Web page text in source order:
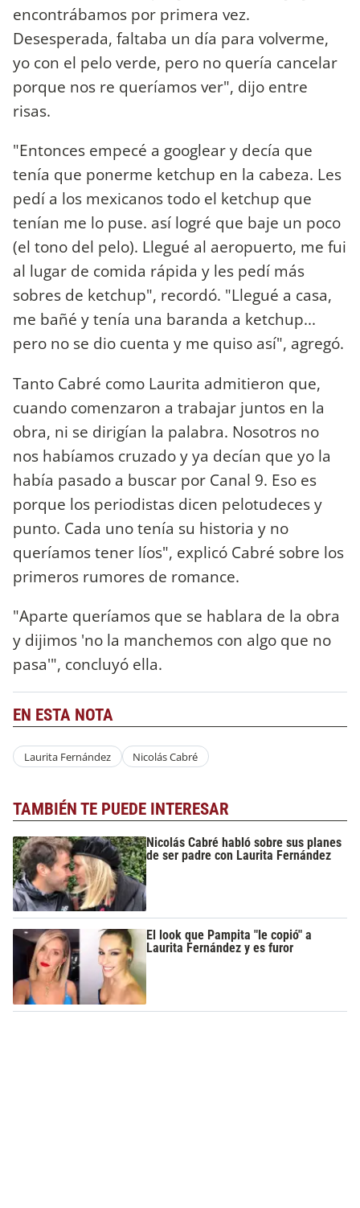
encontrábamos por primera vez.
Desesperada, faltaba un día para volverme,
yo con el pelo verde, pero no quería cancelar
porque nos re queríamos ver", dijo entre
risas.
"Entonces empecé a googlear y decía que
tenía que ponerme ketchup en la cabeza. Les
pedí a los mexicanos todo el ketchup que
tenían me lo puse. así logré que baje un poco
(el tono del pelo). Llegué al aeropuerto, me fui
al lugar de comida rápida y les pedí más
sobres de ketchup", recordó. "Llegué a casa,
me bañé y tenía una baranda a ketchup...
pero no se dio cuenta y me quiso así", agregó.
Tanto Cabré como Laurita admitieron que,
cuando comenzaron a trabajar juntos en la
obra, ni se dirigían la palabra. Nosotros no
nos habíamos cruzado y ya decían que yo la
había pasado a buscar por Canal 9. Eso es
porque los periodistas dicen pelotudeces y
punto. Cada uno tenía su historia y no
queríamos tener líos", explicó Cabré sobre los
primeros rumores de romance.
"Aparte queríamos que se hablara de la obra
y dijimos 'no la manchemos con algo que no
pasa'", concluyó ella.
EN ESTA NOTA
Laurita Fernández Nicolás Cabré
TAMBIÉN TE PUEDE INTERESAR
Nicolás Cabré habló sobre sus planes
de ser padre con Laurita Fernández
El look que Pampita "le copió" a
Laurita Fernández y es furor